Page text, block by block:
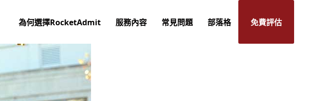
為何選擇RocketAdmit 服務內容 常見問題 部落格 免費評估